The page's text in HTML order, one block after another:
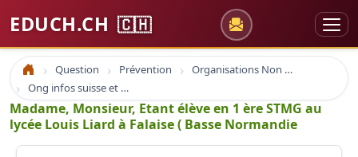
EDUCH.CH 🇨🇭
Accueil Question Prévention
Organisations Non Gouvernementales
Ong infos suisse et à l'étranger
Madame, Monsieur, Etant élève en 1 ère STMG au
lycée Louis Liard à Falaise ( Basse Normandie